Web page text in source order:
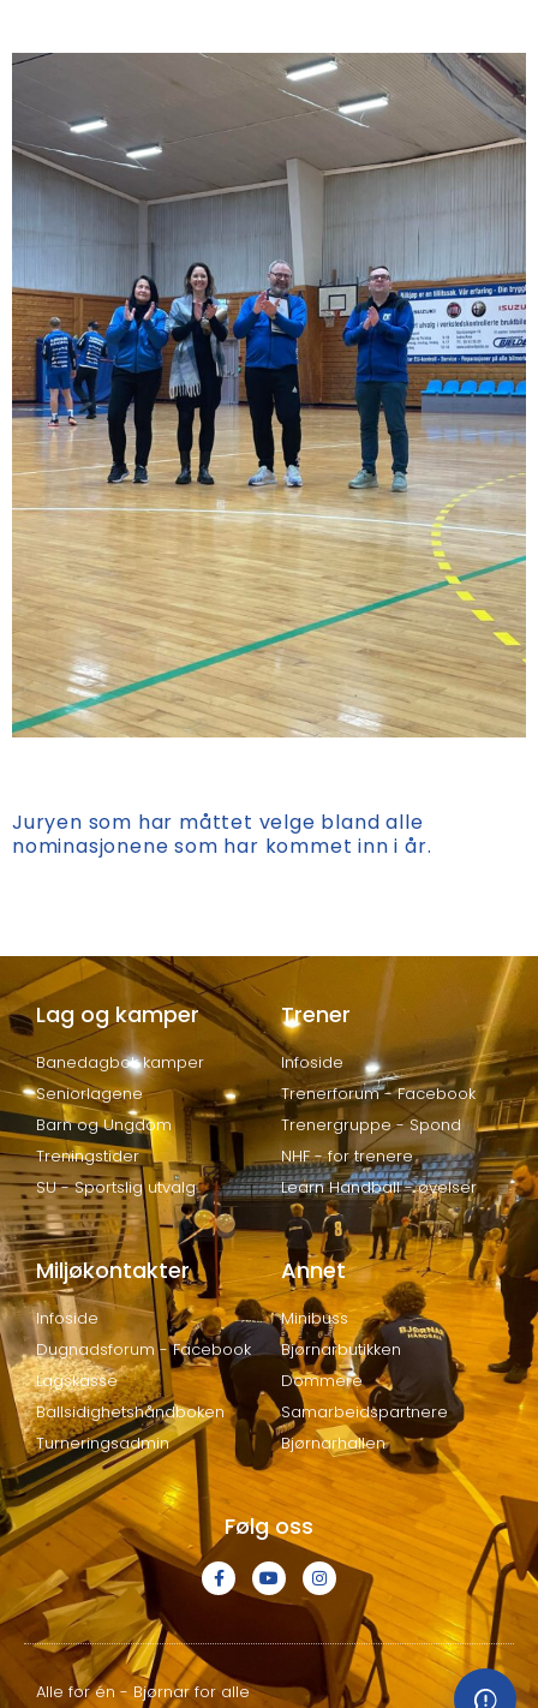
Juryen som har måttet velge bland alle
nominasjonene som har kommet inn i år.
Lag og kamper
Banedagbok kamper
Seniorlagene
Barn og Ungdom
Treningstider
SU - Sportslig utvalg
Trener
Infoside
Trenerforum - Facebook
Trenergruppe - Spond
NHF - for trenere
Learn Handball - øvelser
Miljøkontakter
Infoside
Dugnadsforum - Facebook
Lagskasse
Ballsidighetshåndboken
Turneringsadmin
Annet
Minibuss
Bjørnarbutikken
Dommere
Samarbeidspartnere
Bjørnarhallen
Følg oss
Alle for én - Bjørnar for alle